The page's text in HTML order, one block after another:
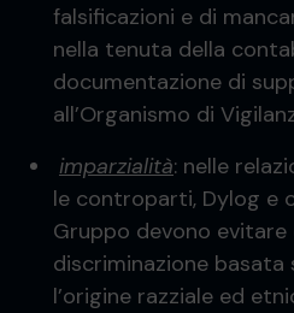
falsificazioni e di
nella tenuta della
documentazione di
all’Organismo di
imparzialità: nelle
le controparti, Dylog e
Gruppo devono evitare
discriminazione basata
l’origine razziale ed